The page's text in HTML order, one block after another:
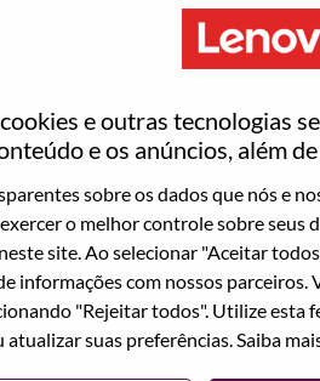
e outras tecnologias
e os anúncios, além
sobre os dados que nós e
o melhor controle sobre seus
site. Ao selecionar "Aceitar
informações com nossos parceiros.
"Rejeitar todos". Utilize esta
atualizar suas preferências. Saiba
what we do. We WOW our
powerhouse, ranked #153 in
in 180 markets. Focused on a
its success as the world’s largest
optimized devices (PCs,
performance computing and